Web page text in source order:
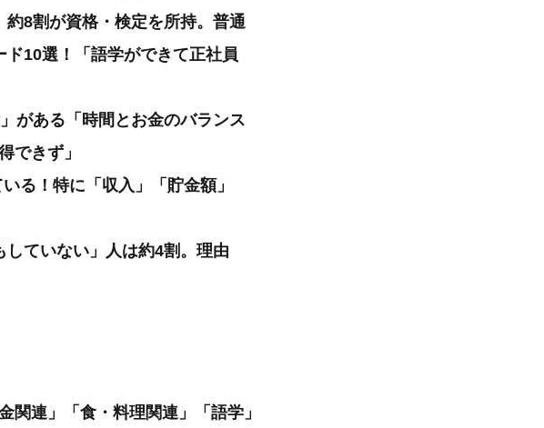
8割が資格・検定を所持。普通
10選！「語学ができて正社員
がある「時間とお金のバランス
できず」
る！特に「収入」「貯金額」
ていない」人は約4割。理由
関連」「食・料理関連」「語学」